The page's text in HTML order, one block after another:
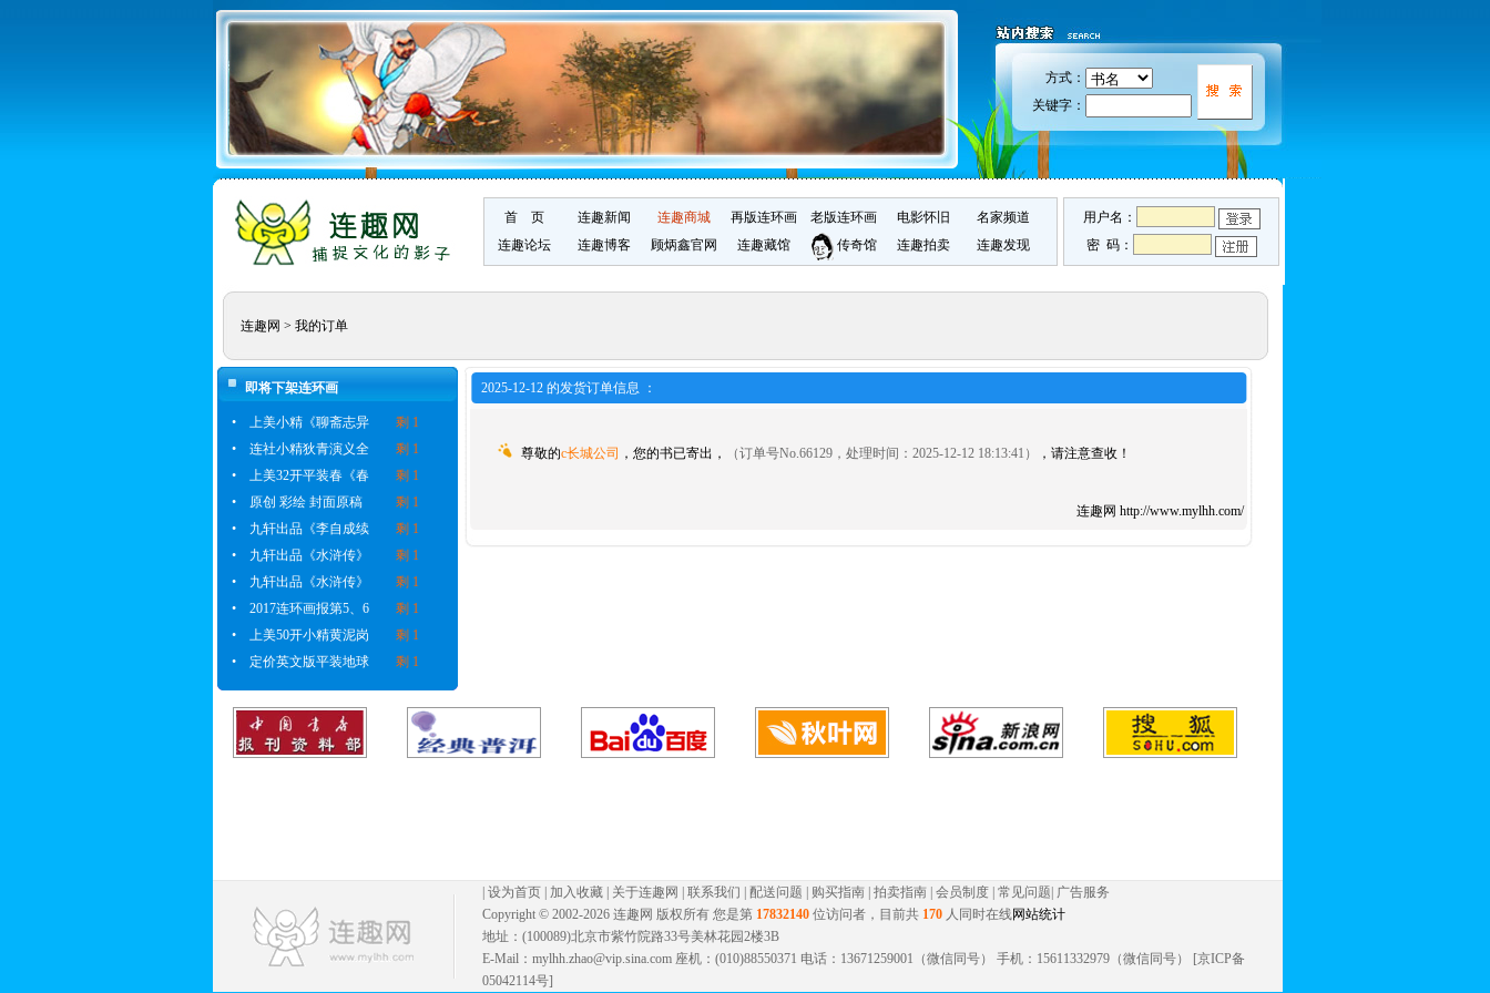
方式：
关键字：
首 页 连趣新闻 连趣商城 再版连环画 老版连环画 电影怀旧
名家频道
连趣论坛
连趣博客 顾炳鑫官网 连趣藏馆 传奇馆 连趣拍卖 连趣发现
用户名：
密 码：
连趣网 > 我的订单
即将下架连环画
• 上美小精《聊斋志异
剩 1
•
连社小精狄青演义全
剩 1
•
上美32开平装春《春
剩 1
•
原创 彩绘 封面原稿
剩 1
•
九轩出品《李自成续
剩 1
•
九轩出品《水浒传》
剩 1
•
九轩出品《水浒传》
剩 1
•
2017连环画报第5、6
剩 1
•
上美50开小精黄泥岗
剩 1
•
定价英文版平装地球 剩 1
2025-12-12 的发货订单信息 ：
尊敬的c长城公司 ，您的书已寄出， （订单号No.66129，处理时间：2025-12-12 18:13:41） ，请注意查收！
连趣网 http://www.mylhh.com/
设为首页 加入收藏 关于连趣网 联系我们 配送问题 购买指南 拍卖指南 会员制度 常见问题 广告服务
Copyright © 2002-2026 连趣网 版权所有 您是第 17832140 位访问者，目前共 170 人同时在线网站统计
地址：(100089)北京市紫竹院路33号美林花园2楼3B
E-Mail：mylhh.zhao@vip.sina.com 座机：(010)88550371 电话：13671259001（微信同号） 手机：15611332979（微信同号） [京ICP备
05042114号]